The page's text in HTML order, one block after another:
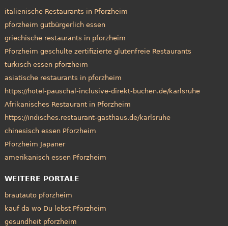
italienische Restaurants in Pforzheim
pforzheim gutbürgerlich essen
griechische restaurants in pforzheim
Pforzheim geschulte zertifizierte glutenfreie Restaurants
türkisch essen pforzheim
asiatische restaurants in pforzheim
https://hotel-pauschal-inclusive-direkt-buchen.de/karlsruhe
Afrikanisches Restaurant in Pforzheim
https://indisches.restaurant-gasthaus.de/karlsruhe
chinesisch essen Pforzheim
Pforzheim Japaner
amerikanisch essen Pforzheim
WEITERE PORTALE
brautauto pforzheim
kauf da wo Du lebst Pforzheim
gesundheit pforzheim